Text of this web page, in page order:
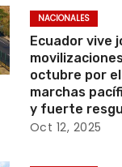
NACIONALES
Ecuador vive
octubre por
marchas
y fuerte
Oct 12, 2025